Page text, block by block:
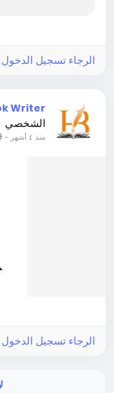
الرجاء تسجيل
Writer
الشخصي
منذ ٤ أشهر -
الرجاء تسجيل